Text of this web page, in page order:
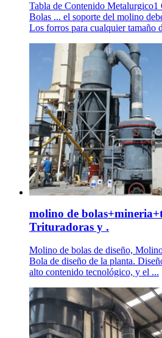
Tabla de Contenido
Bolas ... el soporte del molino
Los forros para cualquier tamaño
molino de
Trituradoras y .
Molino de bolas de diseño,
Bola de diseño de la planta.
alto contenido tecnológico, y el ...